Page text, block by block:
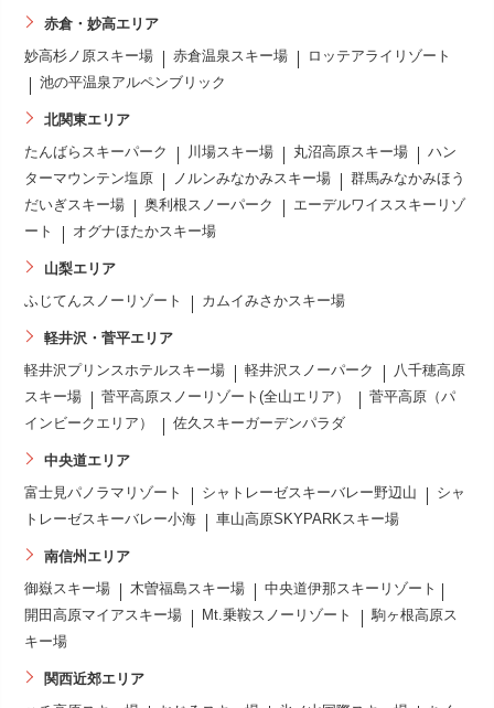
赤倉・妙高エリア
妙高杉ノ原スキー場 赤倉温泉スキー場
ロッテアライリゾート
池の平温泉アルペンブリック
北関東エリア
たんばらスキーパーク 川場スキー場 丸沼高原スキー場
ハン
ターマウンテン塩原
ノルンみなかみスキー場
群馬みなかみほう
だいぎスキー場
奥利根スノーパーク
エーデルワイススキーリゾ
ート
オグナほたかスキー場
山梨エリア
ふじてんスノーリゾート カムイみさかスキー場
軽井沢・菅平エリア
軽井沢プリンスホテルスキー場 軽井沢スノーパーク
八千穂高原
スキー場
菅平高原スノーリゾート(全山エリア）
菅平高原（パ
インビークエリア）
佐久スキーガーデンパラダ
中央道エリア
富士見パノラマリゾート シャトレーゼスキーバレー野辺山
シャ
トレーゼスキーバレー小海
車山高原SKYPARKスキー場
南信州エリア
御嶽スキー場 木曽福島スキー場
中央道伊那スキーリゾート
開田高原マイアスキー場
Mt.乗鞍スノーリゾート
駒ヶ根高原ス
キー場
関西近郊エリア